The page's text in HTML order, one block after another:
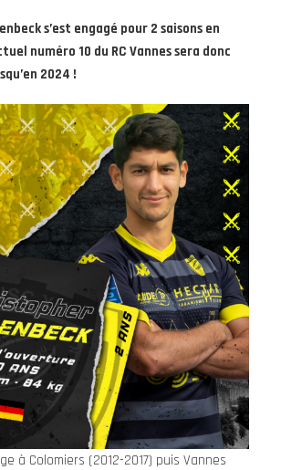
s’est engagé pour 2 saisons en
numéro 10 du RC Vannes sera donc
2024 !
à Colomiers (2012-2017) puis Vannes